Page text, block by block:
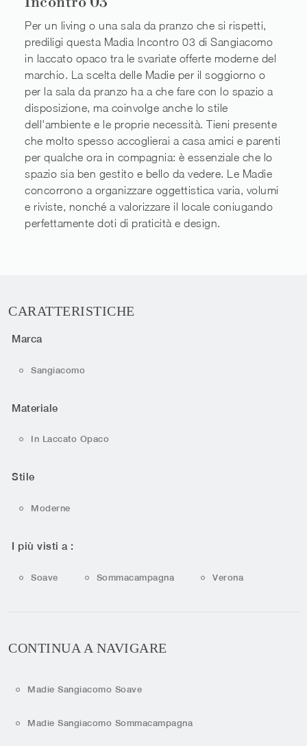
Per un living o una sala da pranzo che si rispetti,
prediligi questa Madia Incontro 03 di Sangiacomo
in laccato opaco tra le svariate offerte moderne del
marchio. La scelta delle Madie per il soggiorno o
per la sala da pranzo ha a che fare con lo spazio a
disposizione, ma coinvolge anche lo stile
dell'ambiente e le proprie necessità. Tieni presente
che molto spesso accoglierai a casa amici e parenti
per qualche ora in compagnia: è essenziale che lo
spazio sia ben gestito e bello da vedere. Le Madie
concorrono a organizzare oggettistica varia, volumi
e riviste, nonché a valorizzare il locale coniugando
perfettamente doti di praticità e design.
CARATTERISTICHE
Marca
Sangiacomo
Materiale
In Laccato Opaco
Stile
Moderne
I più visti a :
Soave Sommacampagna Verona
CONTINUA A NAVIGARE
Madie Sangiacomo Soave
Madie Sangiacomo Sommacampagna